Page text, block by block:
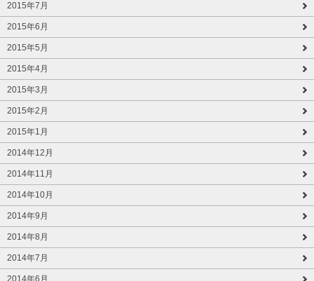
2015年7月
2015年6月
2015年5月
2015年4月
2015年3月
2015年2月
2015年1月
2014年12月
2014年11月
2014年10月
2014年9月
2014年8月
2014年7月